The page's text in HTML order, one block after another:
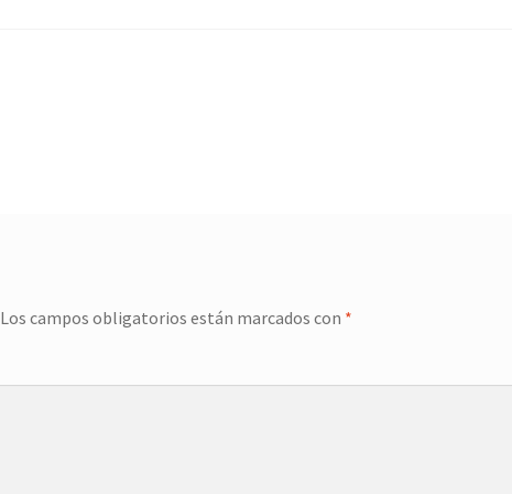
Los campos obligatorios están marcados con *